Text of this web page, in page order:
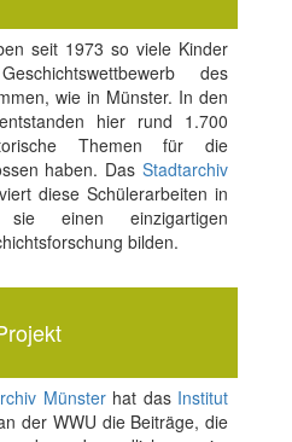
seit 1973 so viele Kinder
des
wie in Münster. In den
hier rund 1.700
Themen für die
haben. DasStadtarchiv
diese Schülerarbeiten in
einen einzigartigen
bilden.
Münsterhat das Institut
der WWU die Beiträge, die